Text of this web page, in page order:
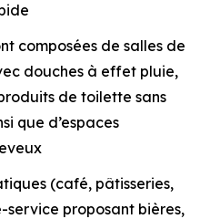
composées de salles de
douches à effet pluie,
de toilette sans
que d’espaces
(café, pâtisseries,
service proposant bières,